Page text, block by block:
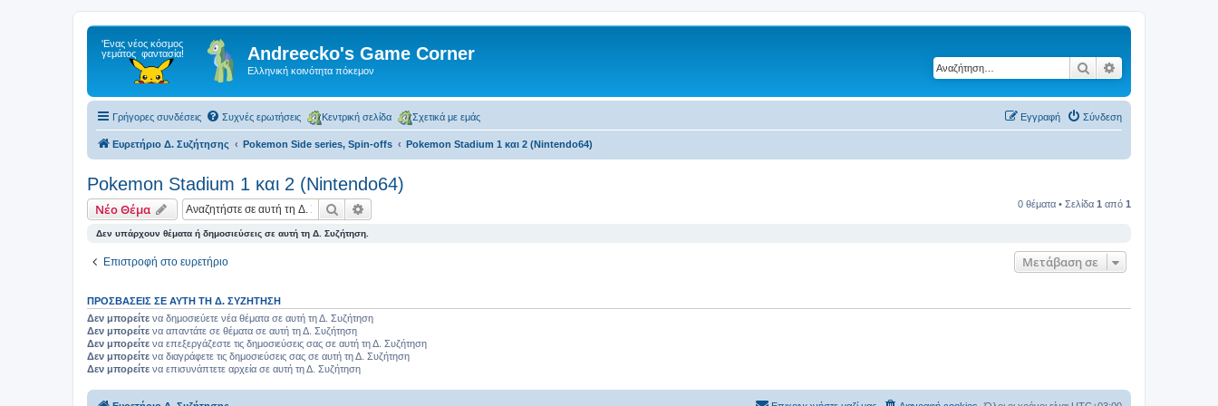
Andreecko's Game Corner
Ελληνική κοινότητα πόκεμον Αναζήτηση
Γρήγορες συνδέσεις Συχνές ερωτήσεις Κεντρική σελίδα Σχετικά με εμάς Σύνδεση
Εγγραφή
Ευρετήριο Δ. Συζήτησης Pokemon Side series, Spin-offs Pokemon Stadium 1 και 2 (Nintendo64)
Pokemon Stadium 1 και 2 (Nintendo64)
Νέο Θέμα Αναζήτηση 0 θέματα • Σελίδα 1 από 1
Δεν υπάρχουν θέματα ή δημοσιεύσεις σε αυτή τη Δ. Συζήτηση.
Επιστροφή στο ευρετήριο Μετάβαση σε
ΠΡΟΣΒΆΣΕΙΣ ΣΕ ΑΥΤΉ ΤΗ Δ. ΣΥΖΉΤΗΣΗ
Δεν μπορείτε να δημοσιεύετε νέα θέματα σε αυτή τη Δ. Συζήτηση
Δεν μπορείτε να απαντάτε σε θέματα σε αυτή τη Δ. Συζήτηση
Δεν μπορείτε να επεξεργάζεστε τις δημοσιεύσεις σας σε αυτή τη Δ. Συζήτηση
Δεν μπορείτε να διαγράφετε τις δημοσιεύσεις σας σε αυτή τη Δ. Συζήτηση
Δεν μπορείτε να επισυνάπτετε αρχεία σε αυτή τη Δ. Συζήτηση